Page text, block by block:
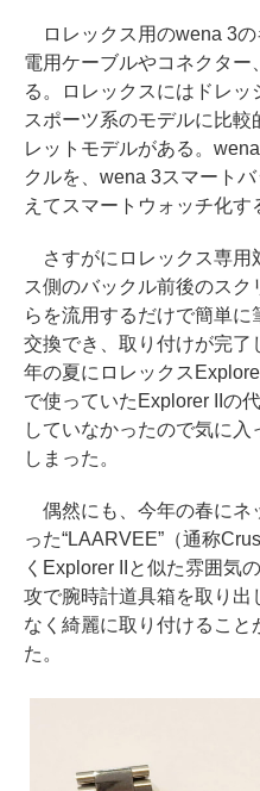
ロレックス用のwena 3の
電用ケーブルやコネクタ
る。ロレックスにはドレッ
スポーツ系のモデルに比
レットモデルがある。
クルを、wena 3スマート
えてスマートウォッチ化す
さすがにロレックス専用
ス側のバックル前後のス
らを流用するだけで簡単に
交換でき、取り付けが完
年の夏にロレックス
で使っていたExplorer IIの
していなかったので気に
しまった。
偶然にも、今年の春にネ
った“LAARVEE”（通称
くExplorer IIと似た雰囲気
攻で腕時計道具箱を取り
なく綺麗に取り付けること
た。